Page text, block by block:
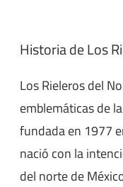
Historia de Los
Los Rieleros del
emblemáticas de
fundada en 1977
nació con la
del norte de